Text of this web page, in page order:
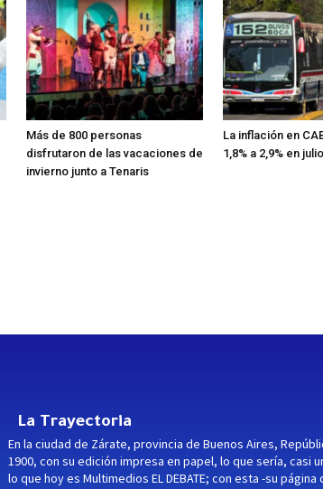
Más de 800 personas
disfrutaron de las vacaciones de
invierno junto a Tenaris
La inflación en
1,8% a 2,9% en julio
La Trayectoria
En la ciudad de Zárate, provincia de Buenos Aires,
1900, con su edición impresa en papel, lo que sería, casi
lo que hoy es Multimedios EL DEBATE; con esta -su